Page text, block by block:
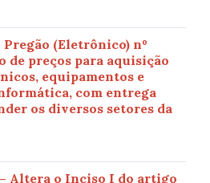
Pregão (Eletrônico) nº
de preços para aquisição
equipamentos e
com entrega
os diversos setores da
Altera o Inciso I do artigo